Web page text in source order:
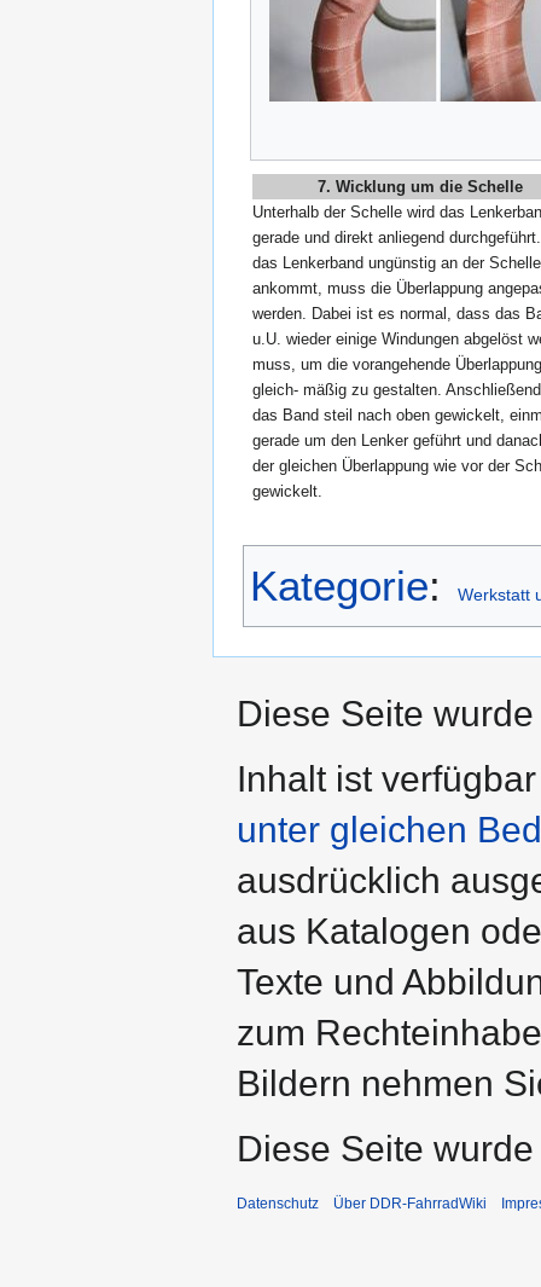
7. Wicklung um die Schelle
Unterhalb der Schelle wird das
gerade und direkt anliegend
das Lenkerband ungünstig an der Schelle
ankommt, muss die Überlappung
werden. Dabei ist es normal, dass das
u.U. wieder einige Windungen abgelöst
muss, um die vorangehende
gleich- mäßig zu gestalten.
das Band steil nach oben gewickelt,
gerade um den Lenker geführt und
der gleichen Überlappung wie vor der
gewickelt.
Kategorie: Werkstatt
Diese Seite
Inhalt ist
unter gleichen
ausdrücklich
aus Katalogen
Texte und
zum
Bildern nehmen
Diese Seite
Datenschutz Über DDR-FahrradWiki